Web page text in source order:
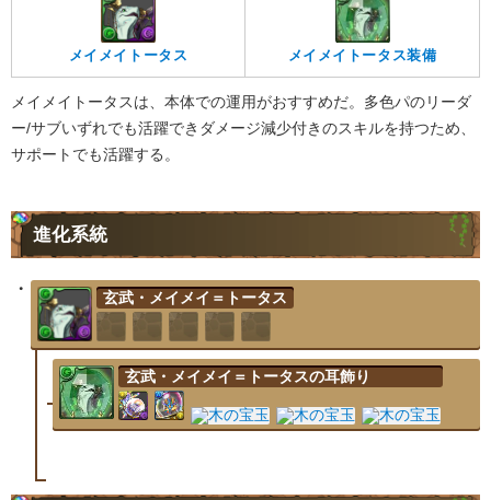
メイメイトータス メイメイトータス装備
メイメイトータスは、本体での運用がおすすめだ。多色パのリーダ
ー/サブいずれでも活躍できダメージ減少付きのスキルを持つため、
サポートでも活躍する。
進化系統
玄武・メイメイ＝トータス
玄武・メイメイ＝トータスの耳飾り